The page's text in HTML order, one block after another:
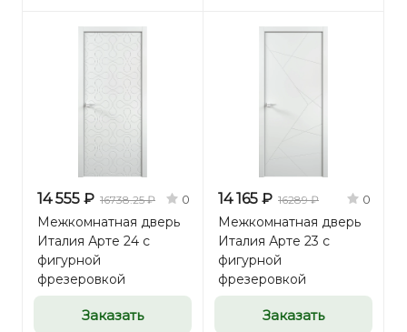
14 555 ₽ 16738.25 ₽ 0
Межкомнатная дверь
Италия Арте 24 с
фигурной
фрезеровкой
Заказать
14 165 ₽ 16289 ₽ 0
Межкомнатная дверь
Италия Арте 23 с
фигурной
фрезеровкой
Заказать